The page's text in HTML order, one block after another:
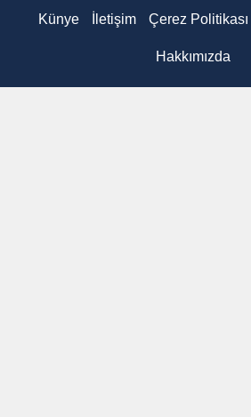
Künye İletişim Çerez Politikası
Hakkımızda